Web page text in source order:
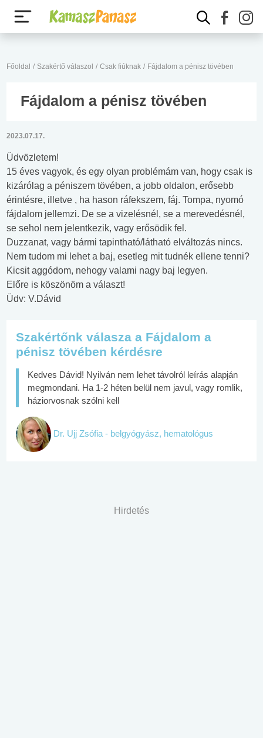
Főoldal / Szakértő válaszol / Csak fiúknak / Fájdalom a pénisz tövében
Fájdalom a pénisz tövében
2023.07.17.
Üdvözletem!
15 éves vagyok, és egy olyan problémám van, hogy csak is
kizárólag a péniszem tövében, a jobb oldalon, erősebb
érintésre, illetve , ha hason ráfekszem, fáj. Tompa, nyomó
fájdalom jellemzi. De se a vizelésnél, se a merevedésnél,
se sehol nem jelentkezik, vagy erősödik fel.
Duzzanat, vagy bármi tapintható/látható elváltozás nincs.
Nem tudom mi lehet a baj, esetleg mit tudnék ellene tenni?
Kicsit aggódom, nehogy valami nagy baj legyen.
Előre is köszönöm a választ!
Üdv: V.Dávid
Szakértőnk válasza a Fájdalom a
pénisz tövében kérdésre
Kedves Dávid! Nyilván nem lehet távolról leírás alapján
megmondani. Ha 1-2 héten belül nem javul, vagy romlik,
háziorvosnak szólni kell
Dr. Ujj Zsófia - belgyógyász, hematológus
Hirdetés